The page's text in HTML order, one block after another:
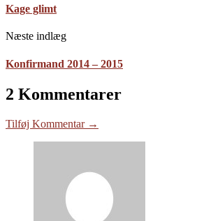
Kage glimt
Næste indlæg
Konfirmand 2014 – 2015
2 Kommentarer
Tilføj Kommentar →